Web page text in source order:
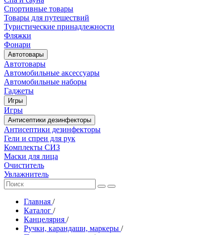
Спортивные товары
Товары для путешествий
Туристические принадлежности
Фляжки
Фонари
Автотовары
Автотовары
Автомобильные аксессуары
Автомобильные наборы
Гаджеты
Игры
Игры
Антисептики дезинфекторы
Антисептики дезинфекторы
Гели и спреи для рук
Комплекты СИЗ
Маски для лица
Очиститель
Увлажнитель
Главная /
Каталог /
Канцелярия /
Ручки, карандаши, маркеры /